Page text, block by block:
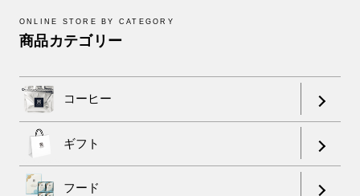
ONLINE STORE BY CATEGORY
商品カテゴリー
コーヒー
ギフト
フード